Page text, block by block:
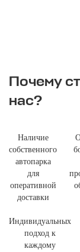
Почему
нас?
Наличие
собственного
автопарка
для
оперативной
доставки
Индивидуальных
подход к
каждому